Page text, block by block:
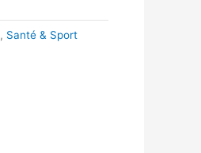
, Santé & Sport